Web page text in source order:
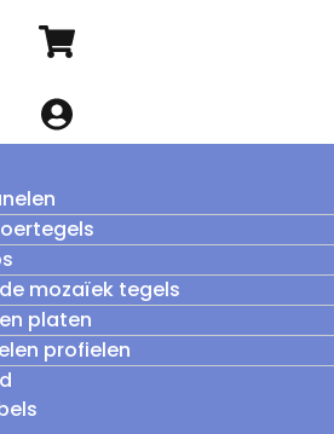
mozaïek tegels
platen
profielen